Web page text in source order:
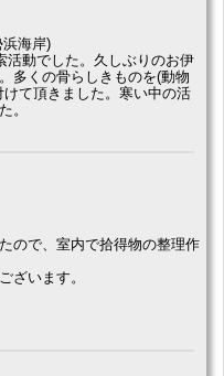
浜海岸)
活動でした。久しぶりのお伊
多くの骨らしきものを(動物
て頂きました。寒い中の活
。
ので、室内で拾得物の整理作
ざいます。